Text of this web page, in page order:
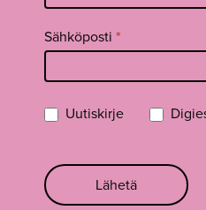
Sähköposti *
Uutiskirje
Lähetä